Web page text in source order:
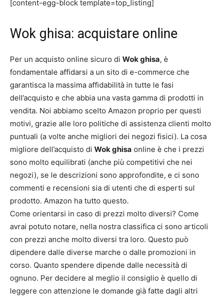
[content-egg-block template=top_listing]
Wok ghisa: acquistare online
Per un acquisto online sicuro di Wok ghisa, è
fondamentale affidarsi a un sito di e-commerce che
garantisca la massima affidabilità in tutte le fasi
dell’acquisto e che abbia una vasta gamma di prodotti in
vendita. Noi abbiamo scelto Amazon proprio per questi
motivi, grazie alle loro politiche di assistenza clienti molto
puntuali (a volte anche migliori dei negozi fisici). La cosa
migliore dell’acquisto di Wok ghisa online è che i prezzi
sono molto equilibrati (anche più competitivi che nei
negozi), se le descrizioni sono approfondite, e ci sono
commenti e recensioni sia di utenti che di esperti sul
prodotto. Amazon ha tutto questo.
Come orientarsi in caso di prezzi molto diversi? Come
avrai potuto notare, nella nostra classifica ci sono articoli
con prezzi anche molto diversi tra loro. Questo può
dipendere dalle diverse marche o dalle promozioni in
corso. Quanto spendere dipende dalle necessità di
ognuno. Per decidere al meglio il consiglio è quello di
leggere con attenzione le domande già fatte dagli altri